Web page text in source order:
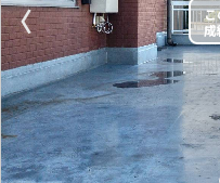
〈